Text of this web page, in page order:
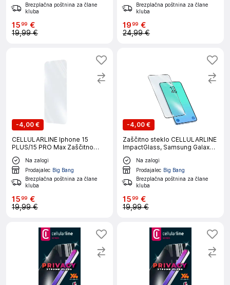
Brezplačna poštnina za člane
kluba
1599 €
19,99 €
Brezplačna poštnina za člane
kluba
1999 €
24,99 €
-4,00 €
CELLULARLINE Iphone 15
PLUS/15 PRO Max Zaščitno
steklo
Na zalogi
Prodajalec Big Bang
Brezplačna poštnina za člane
kluba
1599 €
19,99 €
-4,00 €
Zaščitno steklo CELLULARLINE
ImpactGlass, Samsung Galaxy
A27
Na zalogi
Prodajalec Big Bang
Brezplačna poštnina za člane
kluba
1599 €
19,99 €